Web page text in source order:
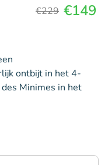
€229 €149
ontbijt in het 4-
Minimes in het